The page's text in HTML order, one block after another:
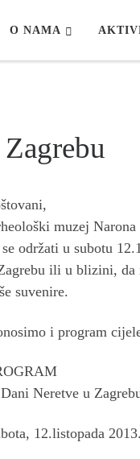
O NAMA
muzej
se održati u subotu
ili u blizini, da
suvenire.
i program cije
Neretve u
12.listopada